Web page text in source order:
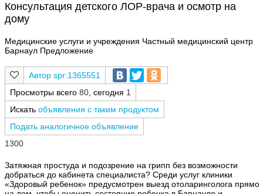
Консультация детского ЛОР-врача и осмотр на
дому
Медицинские услуги и учреждения Частный медицинский центр
Барнаул Предложение
spr:1365551
Просмотры всего 80 , сегодня 1
Искать объявления с таким продуктом
Подать аналогичное объявление
1300
Затяжная простуда и подозрение на грипп без возможности
добраться до кабинета специалиста? Среди услуг клиники
«Здоровый ребенок» предусмотрен выезд отоларинголога прямо